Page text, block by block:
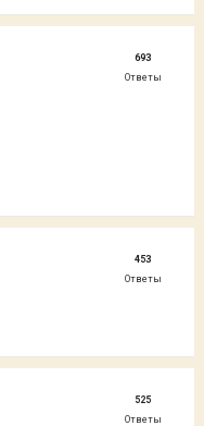
693
Ответы
453
Ответы
525
Ответы